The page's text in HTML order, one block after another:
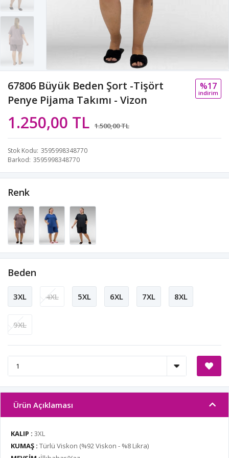
67806 Büyük Beden Şort -Tişört
Penye Pijama Takımı - Vizon
1.250,00 TL 1.500,00 TL
%17
i̇ndi̇ri̇m
Stok Kodu 3595998348770
Barkod 3595998348770
Renk
Beden
3XL 4XL 5XL 6XL 7XL 8XL
9XL
Ürün Açıklaması
KALIP : 3XL
KUMAŞ : Türlü Viskon (%92 Viskon - %8 Likra)